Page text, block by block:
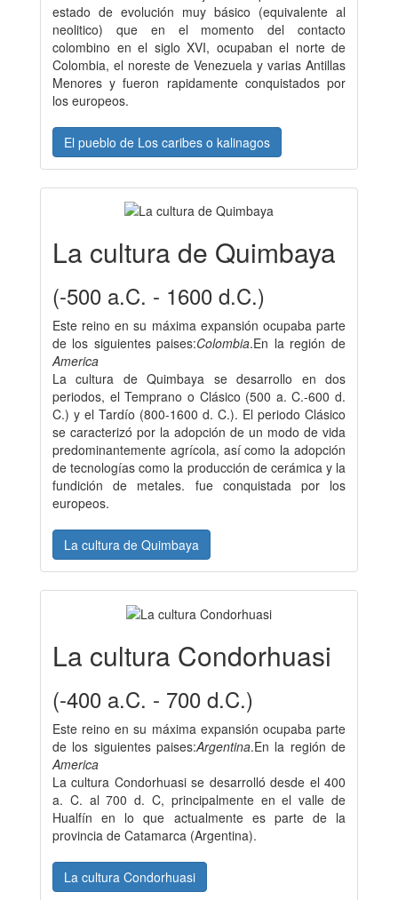
estado de evolución muy básico (equivalente al
neolitico) que en el momento del contacto
colombino en el siglo XVI, ocupaban el norte de
Colombia, el noreste de Venezuela y varias Antillas
Menores y fueron rapidamente conquistados por
los europeos.
El pueblo de Los caribes o kalinagos
La cultura de Quimbaya
(-500 a.C. - 1600 d.C.)
Este reino en su máxima expansión ocupaba parte
de los siguientes paises:Colombia.En la región de
America
La cultura de Quimbaya se desarrollo en dos
periodos, el Temprano o Clásico (500 a. C.-600 d.
C.) y el Tardío (800-1600 d. C.).​ El periodo Clásico
se caracterizó por la adopción de un modo de vida
predominantemente agrícola, así como la adopción
de tecnologías como la producción de cerámica y la
fundición de metales. fue conquistada por los
europeos.
La cultura de Quimbaya
La cultura Condorhuasi
(-400 a.C. - 700 d.C.)
Este reino en su máxima expansión ocupaba parte
de los siguientes paises:Argentina.En la región de
America
La cultura Condorhuasi se desarrolló desde el 400
a. C. al 700 d. C, principalmente en el valle de
Hualfín en lo que actualmente es parte de la
provincia de Catamarca (Argentina).
La cultura Condorhuasi